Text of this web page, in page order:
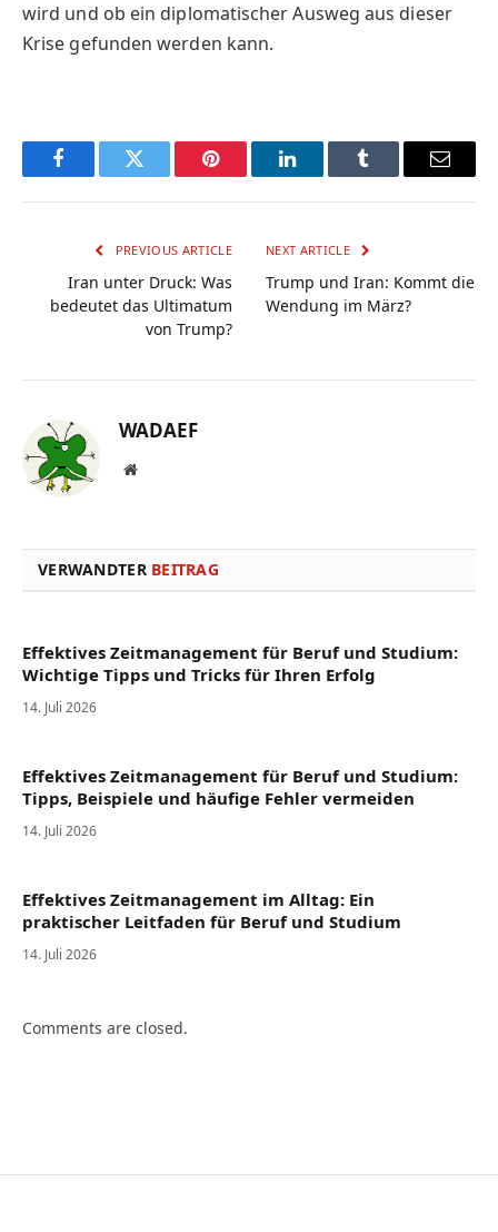
wird und ob ein diplomatischer Ausweg aus dieser
Krise gefunden werden kann.
FacebookTwitter Pinterest LinkedInTumblr Email
PREVIOUS ARTICLE
Iran unter Druck: Was
bedeutet das Ultimatum
von Trump?
NEXT ARTICLE
Trump und Iran: Kommt die
Wendung im März?
WADAEF
Website
VERWANDTER BEITRAG
Effektives Zeitmanagement für Beruf und Studium:
Wichtige Tipps und Tricks für Ihren Erfolg
14. Juli 2026
Effektives Zeitmanagement für Beruf und Studium:
Tipps, Beispiele und häufige Fehler vermeiden
14. Juli 2026
Effektives Zeitmanagement im Alltag: Ein
praktischer Leitfaden für Beruf und Studium
14. Juli 2026
Comments are closed.